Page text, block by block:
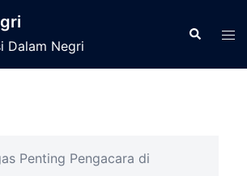
Dalam Negri
Cari
Penting Pengacara di